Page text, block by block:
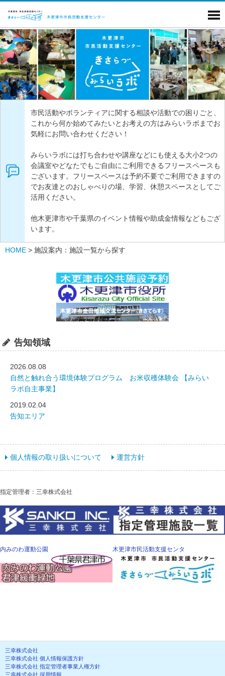
市民活動やボランティアに関する相談や活動での困りごと、
これから何か始めてみたいとお考えの方はみらいラボまでお
気軽にお問い合わせください！
みらいラボには打ち合わせや講座などにも使える大小2つの
会議室やどなたでもご自由にご利用できるフリースペースも
ございます。フリースペースは予約不要でご利用できますの
でお友達とのおしゃべりの場、学習、休憩スペースとしてご
活用ください。
他木更津市や千葉県のイベント情報や助成金情報などもござ
います。
HOME > 施設案内：施設一覧から探す
告知領域
2026.08.08
自然と触れ合う環境体験プログラム お米収穫体験会 【みらい
ラボ自主事業】
2019.02.04
告知エリア
個人情報の取り扱いについて 運営方針
指定管理者：三幸株式会社